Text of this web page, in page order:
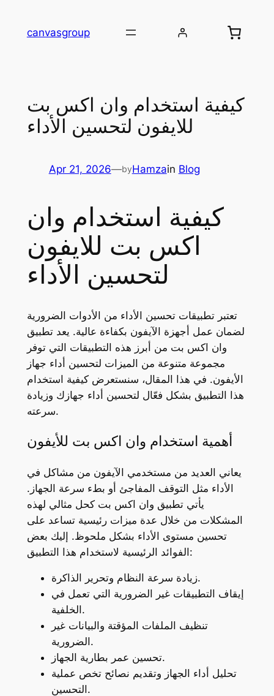
canvasgroup
كيفية استخدام وان اكس بت
للايفون لتحسين الأداء
Apr 21, 2026—byHamzain Blog
كيفية استخدام وان
اكس بت للايفون
لتحسين الأداء
تعتبر تطبيقات تحسين الأداء من الأدوات الضرورية
لضمان عمل أجهزة الآيفون بكفاءة عالية. يعد تطبيق
وان اكس بت من أبرز هذه التطبيقات التي توفر
مجموعة متنوعة من الميزات لتحسين أداء جهاز
الأيفون. في هذا المقال، سنستعرض كيفية استخدام
هذا التطبيق بشكل فعّال لتحسين أداء جهازك وزيادة
سرعته.
أهمية استخدام وان اكس بت للأيفون
يعاني العديد من مستخدمي الآيفون من مشاكل في
الأداء مثل التوقف المفاجئ أو بطء سرعة الجهاز.
يأتي تطبيق وان اكس بت كحل مثالي لهذه
المشكلات من خلال عدة ميزات رئيسية تساعد على
تحسين مستوى الأداء بشكل ملحوظ. إليك بعض
الفوائد الرئيسية لاستخدام هذا التطبيق:
زيادة سرعة النظام وتحرير الذاكرة.
إيقاف التطبيقات غير الضرورية التي تعمل في
الخلفية.
تنظيف الملفات المؤقتة والبيانات غير
الضرورية.
تحسين عمر بطارية الجهاز.
تحليل أداء الجهاز وتقديم نصائح تخص عملية
التحسين.